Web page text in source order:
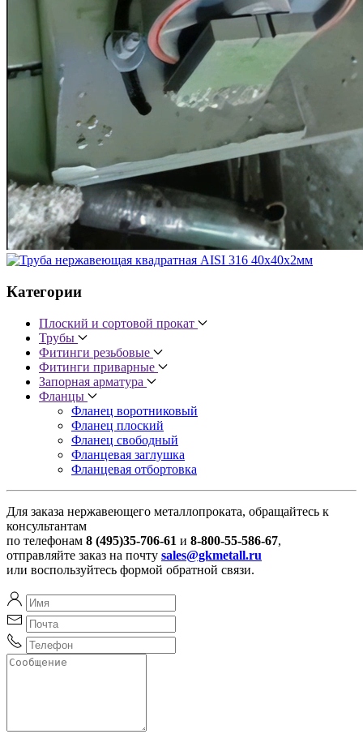
Категории
Плоский и сортовой прокат
Трубы
Фитинги резьбовые
Фитинги приварные
Запорная арматура
Фланцы
Фланец воротниковый
Фланец плоский
Фланец свободный
Фланцевая заглушка
Фланцевая отбортовка
Для заказа нержавеющего металлопроката, обращайтесь к
консультантам
по телефонам 8 (495)35-706-61 и 8-800-55-586-67,
отправляйте заказ на почту sales@gkmetall.ru
или воспользуйтесь формой обратной связи.